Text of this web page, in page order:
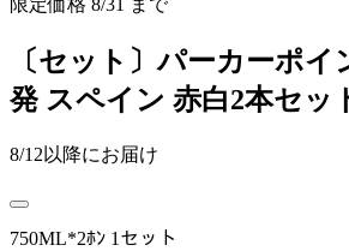
限定価格 8/31 まで
〔セット〕パーカーポイ
発 スペイン 赤白2本セッ
8/12以降にお届け
750ML*2ﾎﾝ 1セット